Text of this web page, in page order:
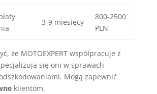
3-9 miesięcy
800-2500
PLN
że MOTOEXPERT współpracuje z
się oni w sprawach
Mogą zapewnić
klientom.